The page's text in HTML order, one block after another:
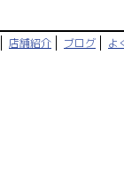
店舗紹介 ブログ よ